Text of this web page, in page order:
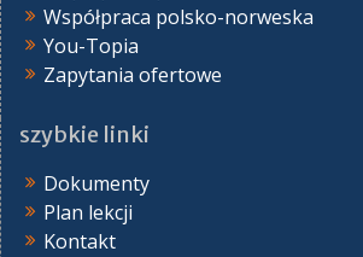
Współpraca polsko-norweska
You-Topia
Zapytania ofertowe
szybkie linki
Dokumenty
Plan lekcji
Kontakt